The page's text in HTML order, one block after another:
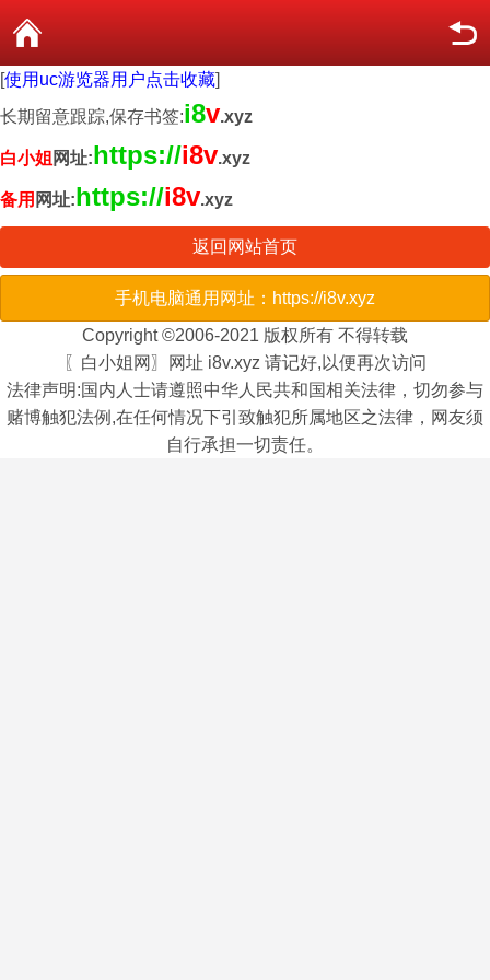
[使用uc游览器用户点击收藏]
长期留意跟踪,保存书签:i8v.xyz
白小姐 网址:https://i8v.xyz
备用 网址:https://i8v.xyz
返回网站首页
手机电脑通用网址：https://i8v.xyz
Copyright ©2006-2021 版权所有 不得转载
〖白小姐网〗网址 i8v.xyz 请记好,以便再次访问
法律声明:国内人士请遵照中华人民共和国相关法律，切勿参与
赌博触犯法例,在任何情况下引致触犯所属地区之法律，网友须
自行承担一切责任。